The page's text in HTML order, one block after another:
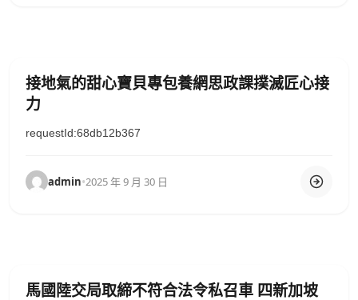
接地氣的甜心寶貝專包養網思政課撲滅匠心接
力
requestId:68db12b367
admin•2025 年 9 月 30 日
馬國陸交局取締不符合法令私召車 四新加坡